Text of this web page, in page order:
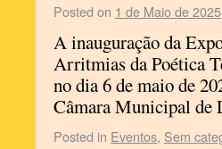
Posted on 1 de Maio de 2025
A inauguração da
Arritmias da Poética
no dia 6 de maio de
Câmara Municipal
Posted in Eventos, Sem